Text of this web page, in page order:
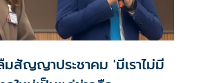
สัญญาประชาคม 'มีเราไม่มี